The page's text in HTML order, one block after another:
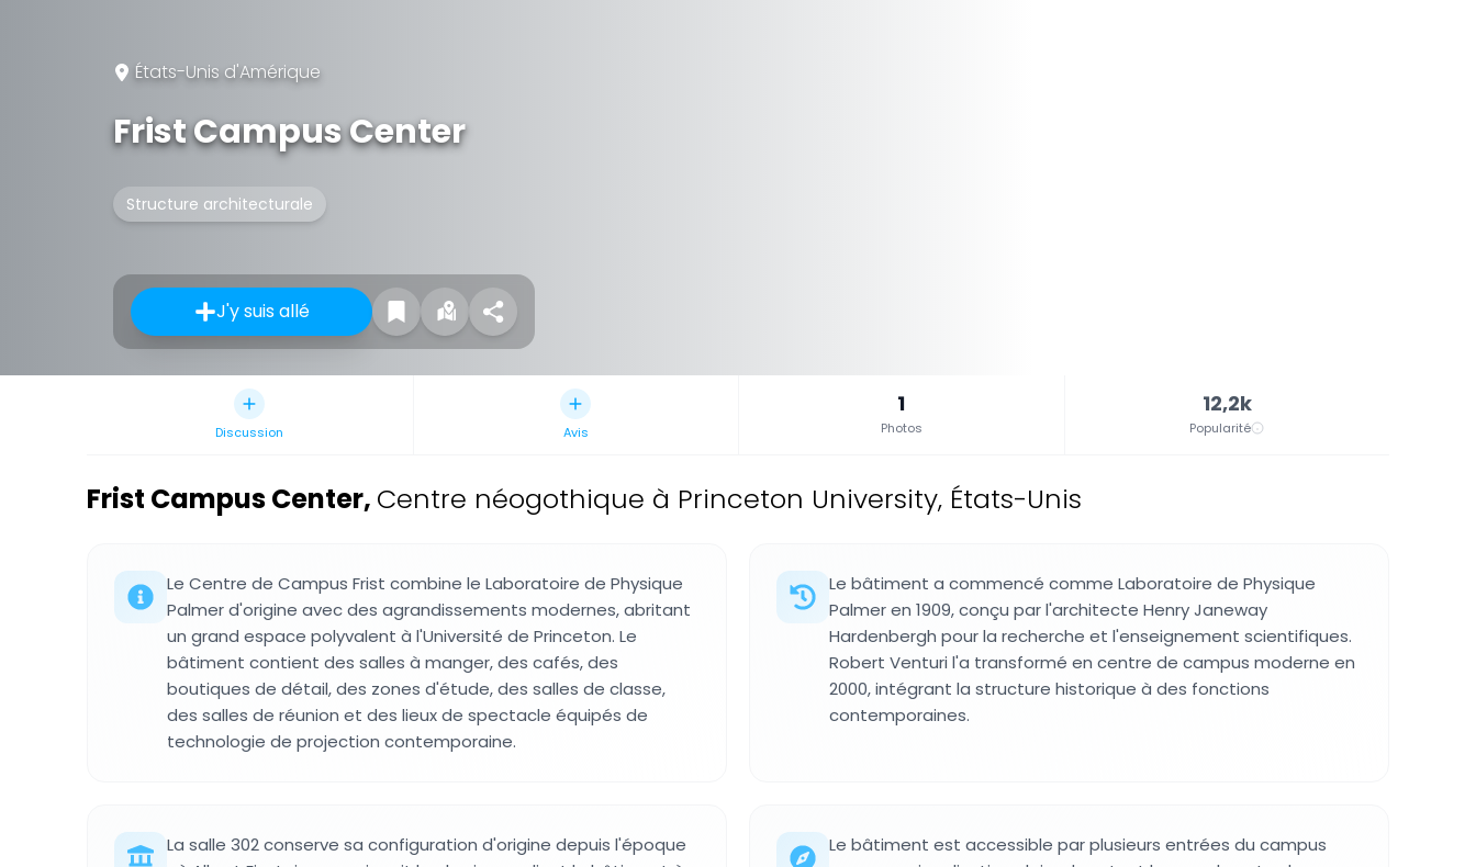
États-Unis d'Amérique
Frist Campus Center
Structure architecturale
J'y suis allé
Discussion Avis
1
Photos
12,2k
Popularité
Frist Campus Center, Centre néogothique à Princeton University, États-Unis
Le Centre de Campus Frist combine le Laboratoire de Physique
Palmer d'origine avec des agrandissements modernes, abritant
un grand espace polyvalent à l'Université de Princeton. Le
bâtiment contient des salles à manger, des cafés, des
boutiques de détail, des zones d'étude, des salles de classe,
des salles de réunion et des lieux de spectacle équipés de
technologie de projection contemporaine.
Le bâtiment a commencé comme Laboratoire de Physique
Palmer en 1909, conçu par l'architecte Henry Janeway
Hardenbergh pour la recherche et l'enseignement scientifiques.
Robert Venturi l'a transformé en centre de campus moderne en
2000, intégrant la structure historique à des fonctions
contemporaines.
La salle 302 conserve sa configuration d'origine depuis l'époque
Le bâtiment est accessible par plusieurs entrées du campus